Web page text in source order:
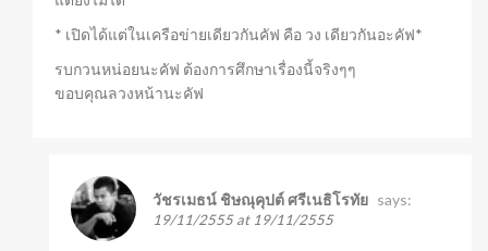
* เปิดได้แต่ในเครือข่ายเดียวกันคัฟ คือ วง เดียวกันอะคัฟ*
รบกวนหน่อยนะคัฟ ต้องการศึกษาเรื่องนี้จริงๆๆ
ขอบคุณลวงหน้านะคัฟ
วัชรเมธน์ ชิษณุคุปต์ ศรีเนธิโรทัย says:
19/11/2555 at 19/11/2555